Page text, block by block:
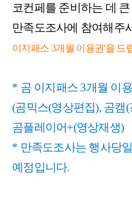
코컨페를 준비하는 데
만족도조사에 참여해주
이지패스 3개월 이용권'을 드
* 곰 이지패스 3개월 이
(곰믹스(영상편집), 곰캠
곰플레이어+(영상재생)
* 만족도조사는 행사당
예정입니다.